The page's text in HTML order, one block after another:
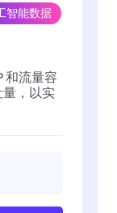
智能数据
和流量容
，以实